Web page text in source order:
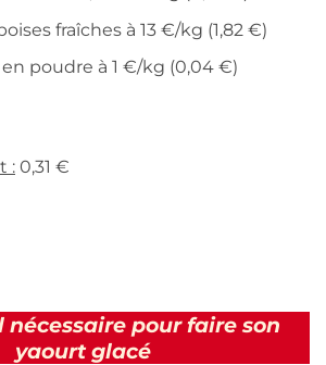
fraîches à 13 €/kg (1,82 €)
poudre à 1 €/kg (0,04 €)
: 0,31 €
nécessaire pour faire son
yaourt glacé